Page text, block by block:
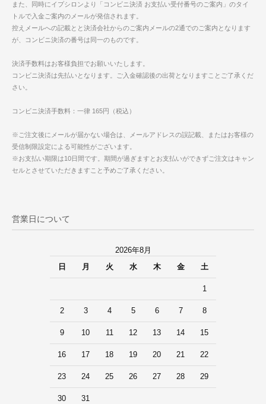
また、同時にイプシロンより「コンビニ決済 お支払い受付番号のご案内」のタイ
トルで入金ご案内のメールが発信されます。
控えメールへの記載とと決済会社からのご案内メールの2通でのご案内となります
が、コンビニ決済の番号は同一のものです。
決済手数料はお客様負担でお願いいたします。
コンビニ決済は先払いとなります。ご入金確認後の出荷となりますことご了承くだ
さい。
コンビニ決済手数料：一律 165円（税込）
※ご注文後にメールが届かない場合は、メールアドレスの誤記載、またはお客様の
受信制限設定による可能性がございます。
※お支払い期限は10日間です。期間が過ぎますとお支払いができずご注文はキャン
セルとさせていただきますこと予めご了承ください。
営業日について
2026年8月
日
月 火 水 木 金 土
1
2 3 4 5 6 7 8
9 10 11 12 13 14 15
16 17 18 19 20 21 22
23 24 25 26 27 28 29
30 31